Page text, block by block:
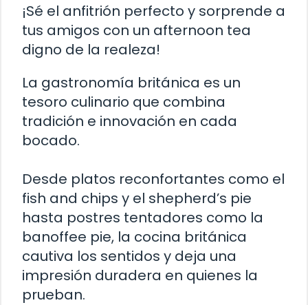
¡Sé el anfitrión perfecto y sorprende a
tus amigos con un afternoon tea
digno de la realeza!
La gastronomía británica es un
tesoro culinario que combina
tradición e innovación en cada
bocado.
Desde platos reconfortantes como el
fish and chips y el shepherd’s pie
hasta postres tentadores como la
banoffee pie, la cocina británica
cautiva los sentidos y deja una
impresión duradera en quienes la
prueban.